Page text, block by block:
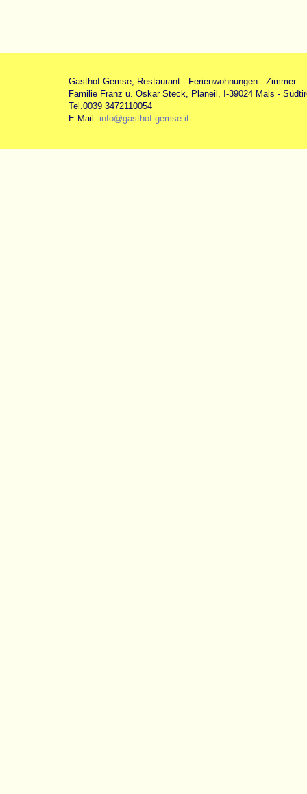
Gasthof Gemse, Restaurant - Ferienwohnungen - Zimmer
Familie Franz u. Oskar Steck, Planeil, I-39024 Mals -
Tel.0039 3472110054
E-Mail: info@gasthof-gemse.it